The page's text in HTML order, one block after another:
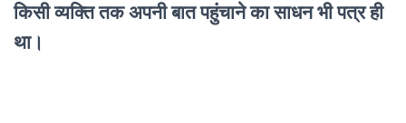
किसी व्यक्ति तक अपनी बात पहुंचाने का साधन भी पत्र ही
था।